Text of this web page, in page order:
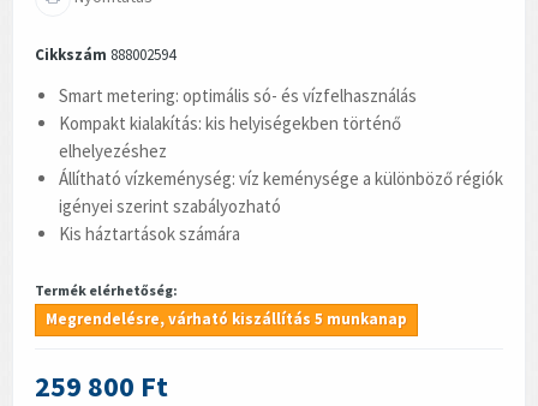
Cikkszám 888002594
Smart metering: optimális só- és vízfelhasználás
Kompakt kialakítás: kis helyiségekben történő
elhelyezéshez
Állítható vízkeménység: víz keménysége a különböző régiók
igényei szerint szabályozható
Kis háztartások számára
Termék elérhetőség:
Megrendelésre, várható kiszállítás 5 munkanap
259 800 Ft